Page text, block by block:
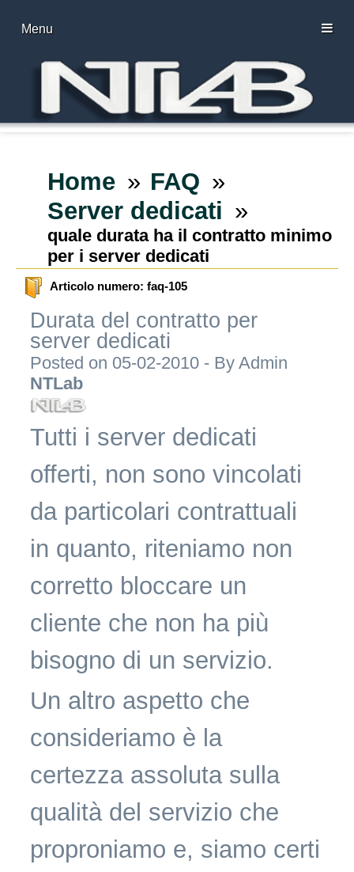
Menu
Home
FAQ
Server dedicati
quale durata ha il contratto minimo
per i server dedicati
Articolo numero: faq-105
Durata del contratto per
server dedicati
Posted on 05-02-2010 - ByAdmin
NTLab
Tutti i server dedicati
offerti, non sono vincolati
da particolari contrattuali
in quanto, riteniamo non
corretto bloccare un
cliente che non ha più
bisogno di un servizio.
Un altro aspetto che
consideriamo è la
certezza assoluta sulla
qualità del servizio che
proproniamo e, siamo certi